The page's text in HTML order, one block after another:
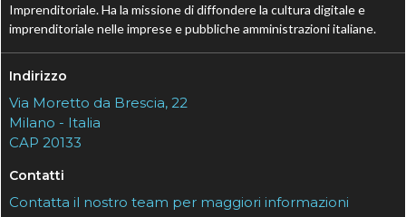
Imprenditoriale. Ha la missione di diffondere la cultura digitale e
imprenditoriale nelle imprese e pubbliche amministrazioni italiane.
Indirizzo
Via Moretto da Brescia, 22
Milano - Italia
CAP 20133
Contatti
Contatta il nostro team per maggiori informazioni